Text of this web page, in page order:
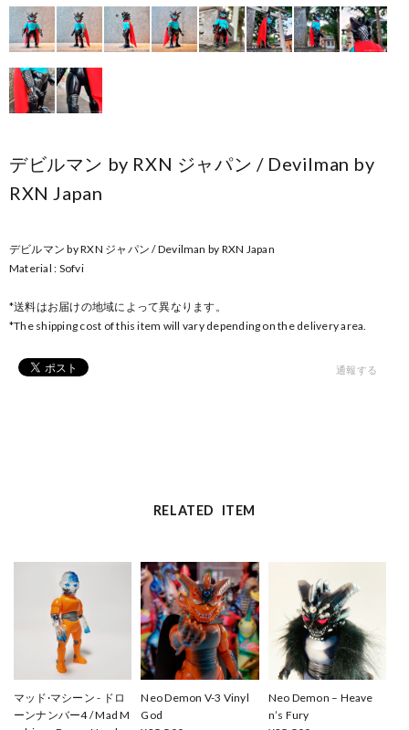
デビルマン by RXN ジャパン / Devilman by
RXN Japan
デビルマン by RXN ジャパン / Devilman by RXN Japan
Material : Sofvi
*送料はお届けの地域によって異なります。
*The shipping cost of this item will vary depending on the delivery area.
通報する
RELATED ITEM
マッド·マシーン - ドロ
ーンナンバー4 / Mad M
Neo Demon V-3 Vinyl
God
Neo Demon – Heave
n’s Fury